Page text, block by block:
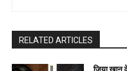
RELATED ARTICLES